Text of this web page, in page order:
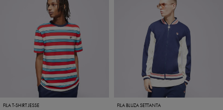
FILA T-SHIRT JESSE FILA BLUZA SETTANTA